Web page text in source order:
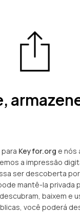
Keyfor.org e nós
a impressão
ser descoberta
mantê-la privada
baixem e
você poderá